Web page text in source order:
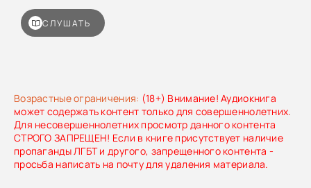
Возрастные ограничения: (18+) Внимание! Аудиокнига
может содержать контент только для совершеннолетних.
Для несовершеннолетних просмотр данного контента
СТРОГО ЗАПРЕЩЕН! Если в книге присутствует наличие
пропаганды ЛГБТ и другого, запрещенного контента -
просьба написать на почту для удаления материала.
СЛУШАТЬ